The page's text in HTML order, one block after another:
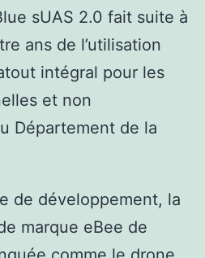
sUAS 2.0 fait suite à
ans de l’utilisation
intégral pour les
et non
Département de la
de développement, la
marque eBee de